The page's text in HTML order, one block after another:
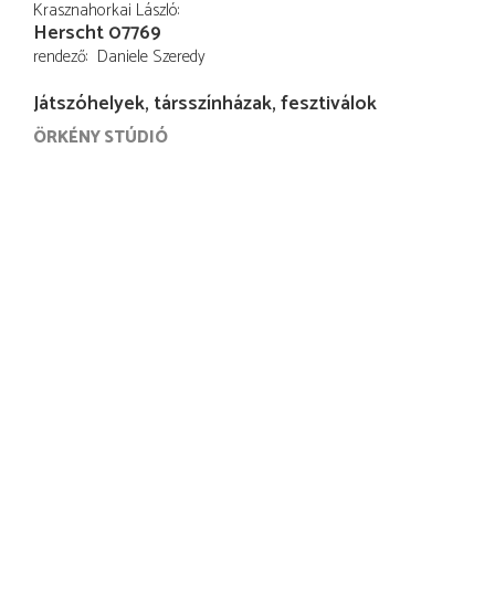
Krasznahorkai László
Herscht 07769
rendező Daniele Szeredy
Játszóhelyek, társszínházak, fesztiválok
ÖRKÉNY STÚDIÓ